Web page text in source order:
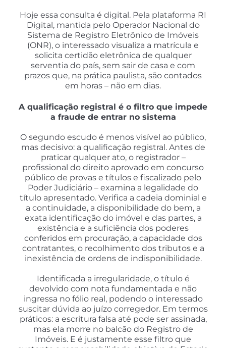
Hoje essa consulta é digital. Pela plataforma RI
Digital, mantida pelo Operador Nacional do
Sistema de Registro Eletrônico de Imóveis
(ONR), o interessado visualiza a matrícula e
solicita certidão eletrônica de qualquer
serventia do país, sem sair de casa e com
prazos que, na prática paulista, são contados
em horas – não em dias.
A qualificação registral é o filtro que impede
a fraude de entrar no sistema
O segundo escudo é menos visível ao público,
mas decisivo: a qualificação registral. Antes de
praticar qualquer ato, o registrador –
profissional do direito aprovado em concurso
público de provas e títulos e fiscalizado pelo
Poder Judiciário – examina a legalidade do
título apresentado. Verifica a cadeia dominial e
a continuidade, a disponibilidade do bem, a
exata identificação do imóvel e das partes, a
existência e a suficiência dos poderes
conferidos em procuração, a capacidade dos
contratantes, o recolhimento dos tributos e a
inexistência de ordens de indisponibilidade.
Identificada a irregularidade, o título é
devolvido com nota fundamentada e não
ingressa no fólio real, podendo o interessado
suscitar dúvida ao juízo corregedor. Em termos
práticos: a escritura falsa até pode ser assinada,
mas ela morre no balcão do Registro de
Imóveis. E é justamente esse filtro que